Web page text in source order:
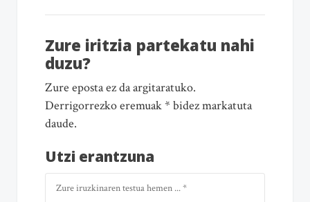
Zure iritzia partekatu nahi
duzu?
Zure eposta ez da argitaratuko.
Derrigorrezko eremuak * bidez markatuta
daude.
Utzi erantzuna